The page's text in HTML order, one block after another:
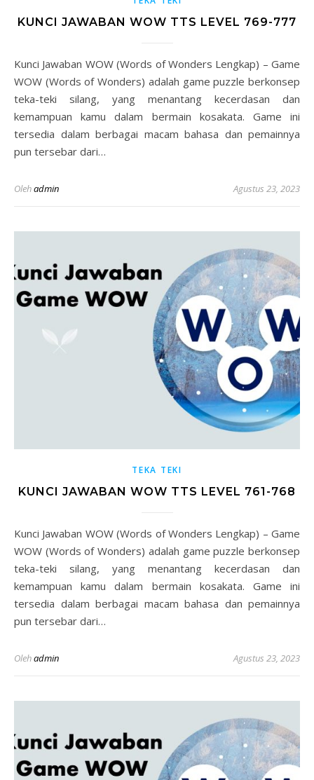
KUNCI JAWABAN WOW TTS LEVEL 769-777
Kunci Jawaban WOW (Words of Wonders Lengkap) – Game
WOW (Words of Wonders) adalah game puzzle berkonsep
teka-teki silang, yang menantang kecerdasan dan
kemampuan kamu dalam bermain kosakata. Game ini
tersedia dalam berbagai macam bahasa dan pemainnya
pun tersebar dari…
Olehadmin Agustus 23, 2023
TEKA TEKI
KUNCI JAWABAN WOW TTS LEVEL 761-768
Kunci Jawaban WOW (Words of Wonders Lengkap) – Game
WOW (Words of Wonders) adalah game puzzle berkonsep
teka-teki silang, yang menantang kecerdasan dan
kemampuan kamu dalam bermain kosakata. Game ini
tersedia dalam berbagai macam bahasa dan pemainnya
pun tersebar dari…
Olehadmin Agustus 23, 2023